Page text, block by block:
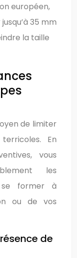
européen,
35 mm
la taille
de limiter
En
vous
les
former à
ou de vos
de